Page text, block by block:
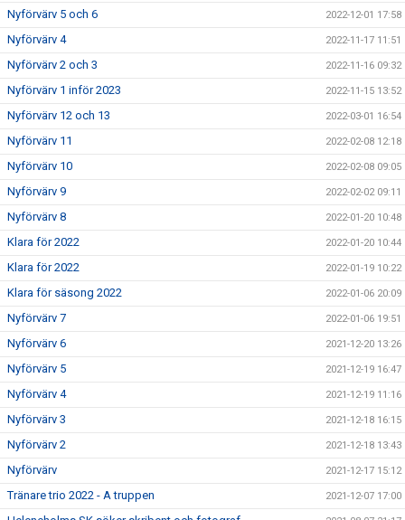
Nyförvärv 5 och 6 2022-12-01 17:58
Nyförvärv 4 2022-11-17 11:51
Nyförvärv 2 och 3 2022-11-16 09:32
Nyförvärv 1 inför 2023 2022-11-15 13:52
Nyförvärv 12 och 13 2022-03-01 16:54
Nyförvärv 11 2022-02-08 12:18
Nyförvärv 10 2022-02-08 09:05
Nyförvärv 9 2022-02-02 09:11
Nyförvärv 8 2022-01-20 10:48
Klara för 2022 2022-01-20 10:44
Klara för 2022 2022-01-19 10:22
Klara för säsong 2022 2022-01-06 20:09
Nyförvärv 7 2022-01-06 19:51
Nyförvärv 6 2021-12-20 13:26
Nyförvärv 5 2021-12-19 16:47
Nyförvärv 4 2021-12-19 11:16
Nyförvärv 3 2021-12-18 16:15
Nyförvärv 2 2021-12-18 13:43
Nyförvärv 2021-12-17 15:12
Tränare trio 2022 - A truppen 2021-12-07 17:00